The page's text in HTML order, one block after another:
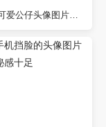
超火网红可爱公仔头像图片大全96张